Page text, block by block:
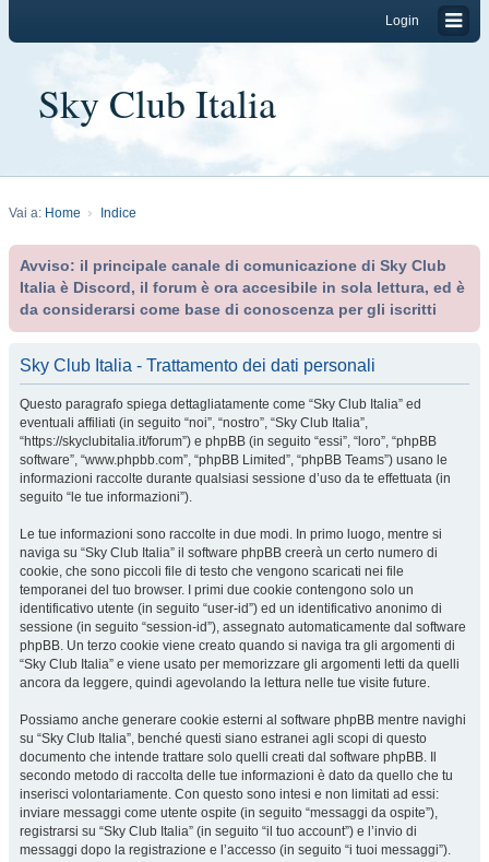
Login
Sky Club Italia
Vai a: Home Indice
Avviso: il principale canale di comunicazione di Sky Club
Italia è Discord, il forum è ora accesibile in sola lettura, ed è
da considerarsi come base di conoscenza per gli iscritti
Sky Club Italia - Trattamento dei dati personali
Questo paragrafo spiega dettagliatamente come “Sky Club Italia” ed
eventuali affiliati (in seguito “noi”, “nostro”, “Sky Club Italia”,
“https://skyclubitalia.it/forum”) e phpBB (in seguito “essi”, “loro”, “phpBB
software”, “www.phpbb.com”, “phpBB Limited”, “phpBB Teams”) usano le
informazioni raccolte durante qualsiasi sessione d’uso da te effettuata (in
seguito “le tue informazioni”).
Le tue informazioni sono raccolte in due modi. In primo luogo, mentre si
naviga su “Sky Club Italia” il software phpBB creerà un certo numero di
cookie, che sono piccoli file di testo che vengono scaricati nei file
temporanei del tuo browser. I primi due cookie contengono solo un
identificativo utente (in seguito “user-id”) ed un identificativo anonimo di
sessione (in seguito “session-id”), assegnato automaticamente dal software
phpBB. Un terzo cookie viene creato quando si naviga tra gli argomenti di
“Sky Club Italia” e viene usato per memorizzare gli argomenti letti da quelli
ancora da leggere, quindi agevolando la lettura nelle tue visite future.
Possiamo anche generare cookie esterni al software phpBB mentre navighi
su “Sky Club Italia”, benché questi siano estranei agli scopi di questo
documento che intende trattare solo quelli creati dal software phpBB. Il
secondo metodo di raccolta delle tue informazioni è dato da quello che tu
inserisci volontariamente. Con questo sono intesi e non limitati ad essi:
inviare messaggi come utente ospite (in seguito “messaggi da ospite”),
registrarsi su “Sky Club Italia” (in seguito “il tuo account”) e l’invio di
messaggi dopo la registrazione e l’accesso (in seguito “i tuoi messaggi”).